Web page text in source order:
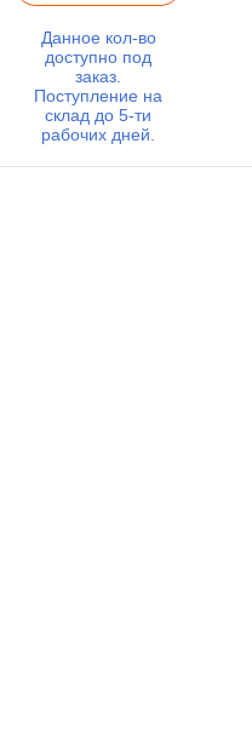
Данное кол-во
доступно под
заказ.
Поступление на
склад до 5-ти
рабочих дней.